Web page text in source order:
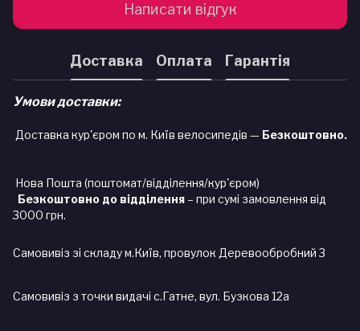
Написати відгук
Доставка Оплата Гарантія
Умови доставки:
Доставка кур'єром по м. Київ велосипедів — Безкоштовно.
Нова Пошта (поштомат/відділення/кур'єром)
Безкоштовно до відділення – при сумі замовлення від
3000 грн.
Самовивіз зі складу м.Київ, провулок Деревообробний 3
Самовивіз з точки видачі с.Гатне, вул. Бузкова 12а